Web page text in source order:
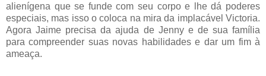
alienígena que se funde com seu corpo e lhe dá poderes
especiais, mas isso o coloca na mira da implacável Victoria.
Agora Jaime precisa da ajuda de Jenny e de sua família
para compreender suas novas habilidades e dar um fim à
ameaça.